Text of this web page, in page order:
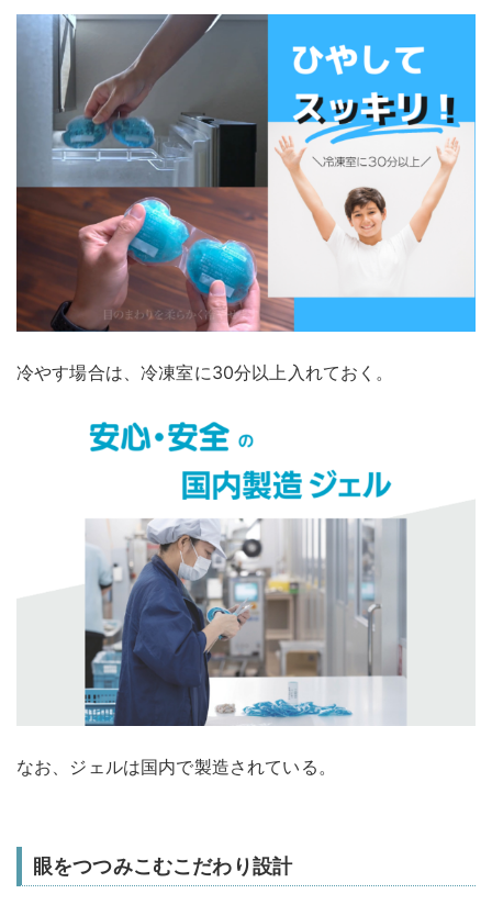
冷やす場合は、冷凍室に30分以上入れておく。
なお、ジェルは国内で製造されている。
眼をつつみこむこだわり設計